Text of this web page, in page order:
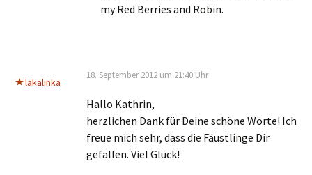
my Red Berries and Robin.
lakalinka
18. September 2012 um 21:40 Uhr
Hallo Kathrin,
herzlichen Dank für Deine schöne Wörte! Ich
freue mich sehr, dass die Fäustlinge Dir
gefallen. Viel Glück!